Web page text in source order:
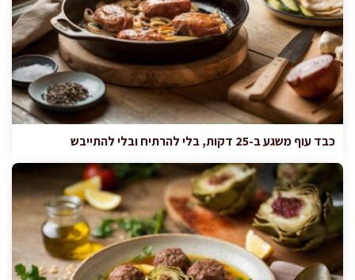
כבד עוף משגע ב-25 דקות, בלי להרתיח ובלי להתייבש